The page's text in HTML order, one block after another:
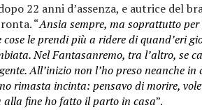
22 anni d’assenza, e autrice del
“Ansia sempre, ma soprattutto per
le prendi più a ridere di quand’eri
Nel Fantasanremo, tra l’altro, se
All’inizio non l’ho preso neanche in
rimasta incinta: pensavo di morire,
alla fine ho fatto il parto in casa”.